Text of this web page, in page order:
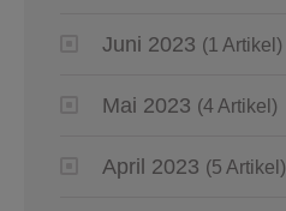
Juni 2023 (1 Artikel)
Mai 2023 (4 Artikel)
April 2023 (5 Artikel)